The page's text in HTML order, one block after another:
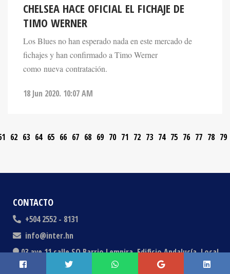
CHELSEA HACE OFICIAL EL FICHAJE DE
TIMO WERNER
Los Blues no han esperado nada en este mercado de
fichajes y han confirmado a Timo Werner
como nueva contratación.
18 Jun 2020. 10:07 AM
62 63 64 65 66 67 68 69 70 71 72 73 74 75 76 77 78 79
CONTACTO
+504 2552 - 8131
info@inter.hn
03 ave 11 calle SO Barrio Lempira, Edificio Andalucía, Local
#42, San Pedro Sula, Honduras